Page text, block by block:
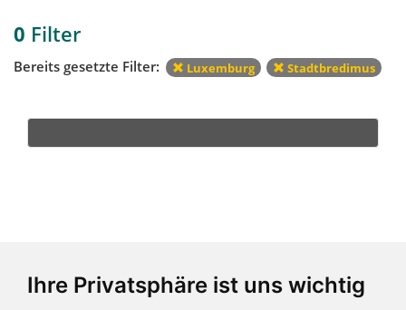
Ihre Privatsphäre ist uns wichtig
0 Filter
Bereits gesetzte Filter: Luxemburg Stadtbredimus
Impressum und mehr